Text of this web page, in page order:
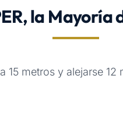
la Mayoría
15 metros y alejarse